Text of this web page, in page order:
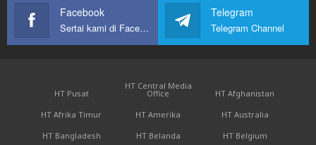
Facebook
Sertai kami di Facebook
Telegram
Telegram Channel
HT Pusat
HT Central Media
Office
HT Afghanistan
HT Afrika Timur
HT Amerika
HT Australia
HT Bangladesh
HT Belanda
HT Belgium